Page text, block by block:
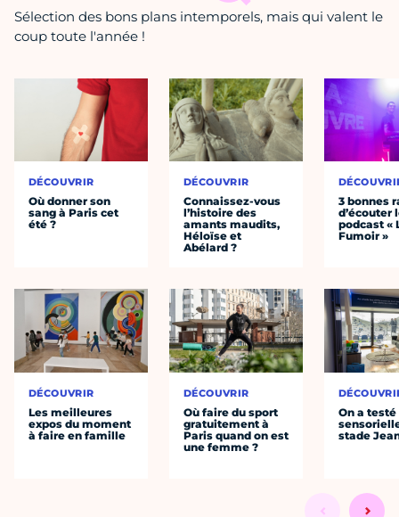
Sélection des bons plans intemporels, mais qui valent le
coup toute l'année !
DÉCOUVRIR
Où donner son
sang à Paris cet
été ?
DÉCOUVRIR
Les meilleures
expos du moment
à faire en famille
DÉCOUVRIR
Connaissez-vous
l’histoire des
amants maudits,
Héloïse et
Abélard ?
DÉCOUVRIR
Où faire du sport
gratuitement à
Paris quand on est
une femme ?
3 bonnes
d’écouter
podcast «
Fumoir »
On a
stade